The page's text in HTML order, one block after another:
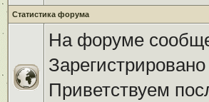
Статистика форума
На форуме
Приветствуем